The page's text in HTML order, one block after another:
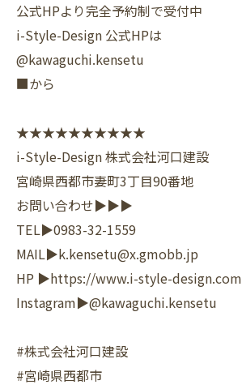
公式HPより完全予約制で受付中
i-Style-Design 公式HPは
@kawaguchi.kensetu
■から
★★★★★★★★★★
i-Style-Design 株式会社河口建設
宮崎県西都市妻町3丁目90番地
お問い合わせ▶▶▶
TEL▶︎0983-32-1559
MAIL▶︎k.kensetu@x.gmobb.jp
HP ▶︎https://www.i-style-design.com
Instagram▶︎@kawaguchi.kensetu
#株式会社河口建設
#宮崎県西都市